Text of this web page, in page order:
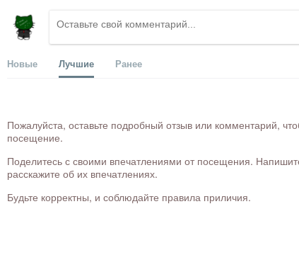
Новые Лучшие Ранее
Пожалуйста, оставьте подробный отзыв или комментарий,
посещение.
Поделитесь с своими впечатлениями от посещения.
расскажите об их впечатлениях.
Будьте корректны, и соблюдайте правила приличия.